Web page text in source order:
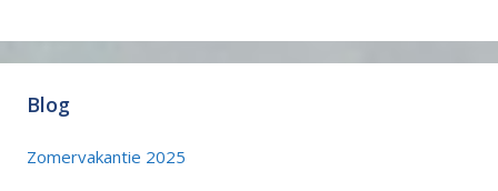
Blog
Zomervakantie 2025